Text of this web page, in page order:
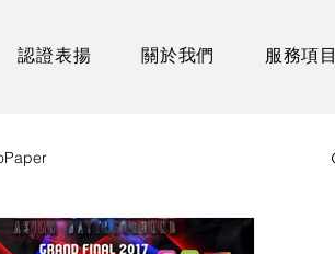
認證表揚 關於我們 服務項目